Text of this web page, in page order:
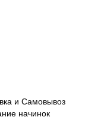
и Самовывоз
начинок